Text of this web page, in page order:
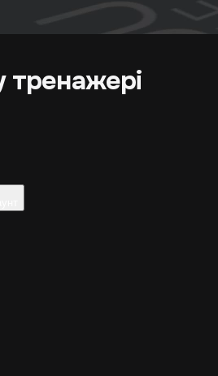
тренажері